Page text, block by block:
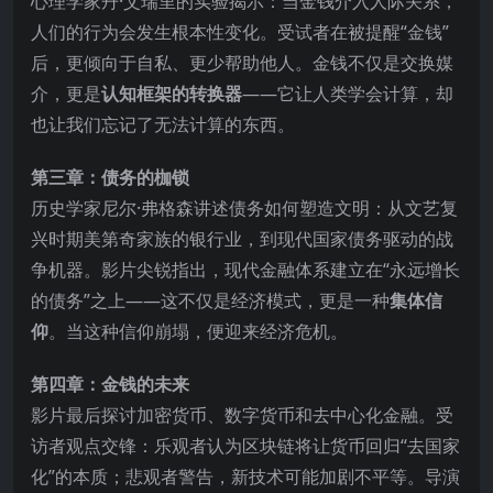
人们的行为会发生根本性变化。受试者在被提醒“金钱”
后，更倾向于自私、更少帮助他人。金钱不仅是交换媒
介，更是认知框架的转换器——它让人类学会计算，却
也让我们忘记了无法计算的东西。
第三章：债务的枷锁
历史学家尼尔·弗格森讲述债务如何塑造文明：从文艺复
兴时期美第奇家族的银行业，到现代国家债务驱动的战
争机器。影片尖锐指出，现代金融体系建立在“永远增长
的债务”之上——这不仅是经济模式，更是一种集体信
仰。当这种信仰崩塌，便迎来经济危机。
第四章：金钱的未来
影片最后探讨加密货币、数字货币和去中心化金融。受
访者观点交锋：乐观者认为区块链将让货币回归“去国家
化”的本质；悲观者警告，新技术可能加剧不平等。导演